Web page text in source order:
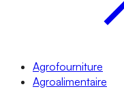
Agrofourniture
Agroalimentaire